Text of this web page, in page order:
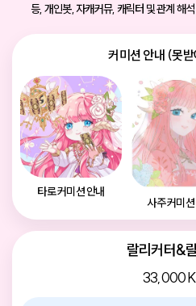
등, 개인봇, 자캐커뮤, 캐릭터 및 관계 해
커미션 안내 (못
타로 커미션 안내
사주 커미
랄리커터&
33,000